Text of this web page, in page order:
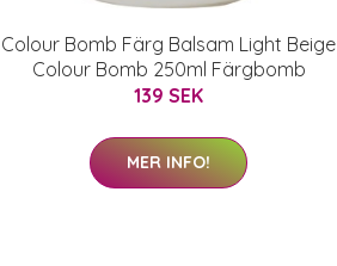
Colour Bomb Färg Balsam Light Beige
Colour Bomb 250ml Färgbomb
139 SEK
MER INFO!